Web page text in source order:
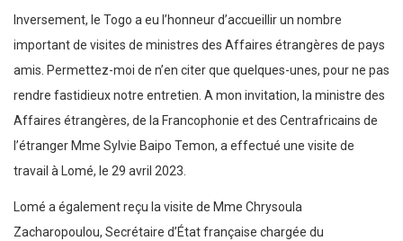
Inversement, le Togo a eu l’honneur d’accueillir un nombre
important de visites de ministres des Affaires étrangères de pays
amis. Permettez-moi de n’en citer que quelques-unes, pour ne pas
rendre fastidieux notre entretien. A mon invitation, la ministre des
Affaires étrangères, de la Francophonie et des Centrafricains de
l’étranger Mme Sylvie Baipo Temon, a effectué une visite de
travail à Lomé, le 29 avril 2023.
Lomé a également reçu la visite de Mme Chrysoula
Zacharopoulou, Secrétaire d’État française chargée du